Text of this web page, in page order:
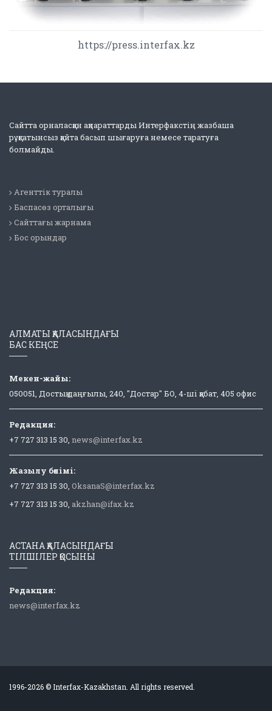
https://press.interfax.kz
Сайтта орналасқан ақпараттарды Интерфакстің жазбаша
рұқсатынсыз қайта басып шығаруға немесе таратуға
болмайды.
Агенттік туралы
Баспасөз орталығы
Сайттағы жарнама
Бос орындар
АЛМАТЫ ҚАЛАСЫНДАҒЫ
БАС КЕҢСЕ
Мекен-жайы:
050051, Достық даңғылы, 240, "Достар" БО, 4-ші қабат, 405 офис
Редакция:
+7 727 313 15 30, news@interfax.kz
Жазылу бөлімі:
+7 727 313 15 30, OksanaS@interfax.kz
+7 727 313 15 30, akzhan@ifax.kz
АСТАНА ҚАЛАСЫНДАҒЫ
ТІЛШІЛЕР ҚОСЫНЫ
Редакция:
news@interfax.kz
1996-2026 © Interfax-Kazakhstan. All rights reserved.